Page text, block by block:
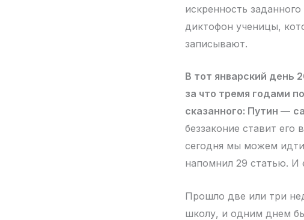
искренность
диктофон ученицы,
записывают.
В тот январский день
за что тремя годами
сказанного: Путин —
беззаконие ставит
сегодня мы можем
напомнил 29 статью. И
Прошло две или три
школу, и одним днем